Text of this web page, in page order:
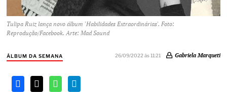
Tulipa Ruiz lança novo álbum 'Habilidades Extraordinárias'. Foto:
Reprodução/Facebook. Arte: Mad Sound
ÁLBUM DA SEMANA 26/09/2022 às 11:21 Gabriela Marqueti